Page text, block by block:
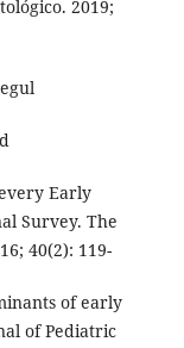
2019;
Early
Survey. The
40(2): 119-
of early
of Pediatric